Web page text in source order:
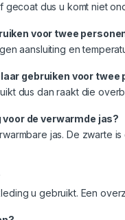
gecoat dus u komt niet
voor twee
aansluiting en
gebruiken voor twee
dus dan raakt die
voor de verwarmde jas?
jas. De zwarte
u gebruikt. Een